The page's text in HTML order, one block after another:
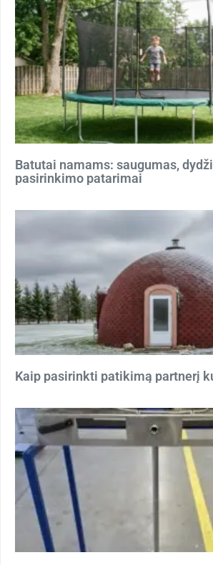
Batutai namams: saugumas,
pasirinkimo patarimai
Kaip pasirinkti patikimą partnerį